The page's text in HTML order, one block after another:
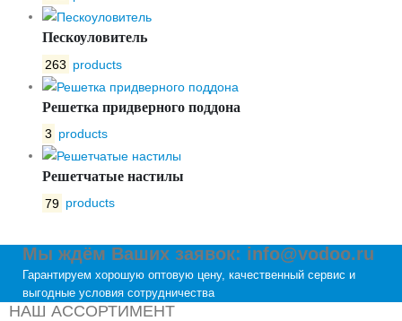
Пескоуловитель
263 products
Решетка придверного поддона
3 products
Решетчатые настилы
79 products
Мы ждём Ваших заявок: info@vodoo.ru
Гарантируем хорошую оптовую цену, качественный сервис и
выгодные условия сотрудничества
НАШ АССОРТИМЕНТ